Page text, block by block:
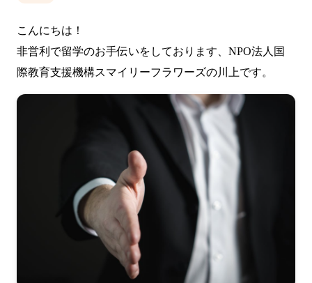
こんにちは！
非営利で留学のお手伝いをしております、NPO法人国
際教育支援機構スマイリーフラワーズの川上です。